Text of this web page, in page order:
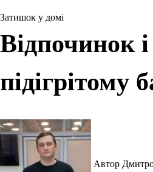
Затишок у домі
Відпочинок
підігрітому
Автор